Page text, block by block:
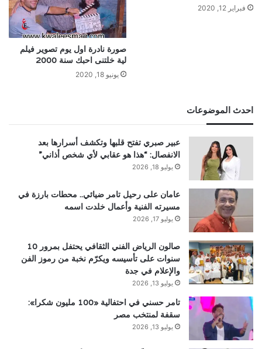
فبراير 12, 2020
صورة نادرة اول يوم تصوير فيلم
لية خلتنى احبك سنة 2000
يونيو 18, 2020
احدث الموضوعات
عبير صبري تفتح قلبها وتكشف أسرارها بعد
الانفصال: “هذا هو عقابي لأي شخص أذاني”
يوليو 18, 2026
عامان على رحيل تامر ضيائي.. محطات بارزة في
مسيرته الفنية وأعمال خلدت اسمه
يوليو 17, 2026
صالون الرياض الفني الثقافي يحتفل بمرور 10
سنوات على تأسيسه ويكرّم نخبة من رموز الفن
والإعلام في جدة
يوليو 13, 2026
تامر حسني في احتفالية «100 مليون شكرا»:
سقفة لمنتخب مصر
يوليو 13, 2026